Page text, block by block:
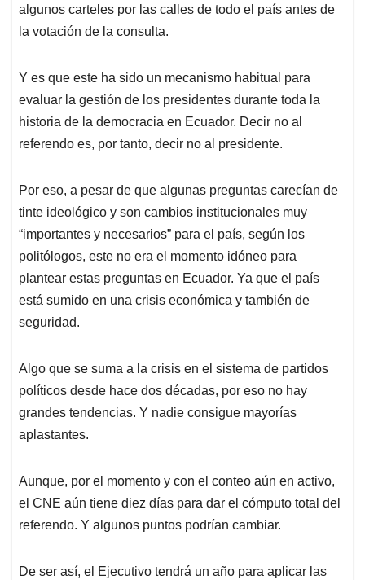
algunos carteles por las calles de todo el país antes de
la votación de la consulta.
Y es que este ha sido un mecanismo habitual para
evaluar la gestión de los presidentes durante toda la
historia de la democracia en Ecuador. Decir no al
referendo es, por tanto, decir no al presidente.
Por eso, a pesar de que algunas preguntas carecían de
tinte ideológico y son cambios institucionales muy
“importantes y necesarios” para el país, según los
politólogos, este no era el momento idóneo para
plantear estas preguntas en Ecuador. Ya que el país
está sumido en una crisis económica y también de
seguridad.
Algo que se suma a la crisis en el sistema de partidos
políticos desde hace dos décadas, por eso no hay
grandes tendencias. Y nadie consigue mayorías
aplastantes.
Aunque, por el momento y con el conteo aún en activo,
el CNE aún tiene diez días para dar el cómputo total del
referendo. Y algunos puntos podrían cambiar.
De ser así, el Ejecutivo tendrá un año para aplicar las